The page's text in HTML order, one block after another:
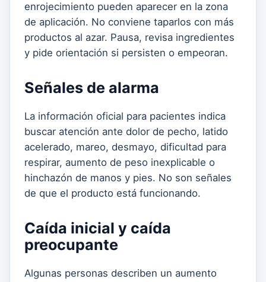
enrojecimiento pueden aparecer en la zona
de aplicación. No conviene taparlos con más
productos al azar. Pausa, revisa ingredientes
y pide orientación si persisten o empeoran.
Señales de alarma
La información oficial para pacientes indica
buscar atención ante dolor de pecho, latido
acelerado, mareo, desmayo, dificultad para
respirar, aumento de peso inexplicable o
hinchazón de manos y pies. No son señales
de que el producto está funcionando.
Caída inicial y caída
preocupante
Algunas personas describen un aumento